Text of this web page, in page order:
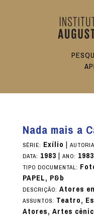
Nada mais a
SÉRIE: Exílio |
DATA: 1983| ANO: 1983
TIPO DOCUMENTAL:
PAPEL, P&b
DESCRIÇÃO: Atores
ASSUNTOS: Teatro,
Atores, Artes